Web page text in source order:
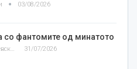
03/08/2026
со фантомите од минатото
Златко Теодосиевски 31/07/2026